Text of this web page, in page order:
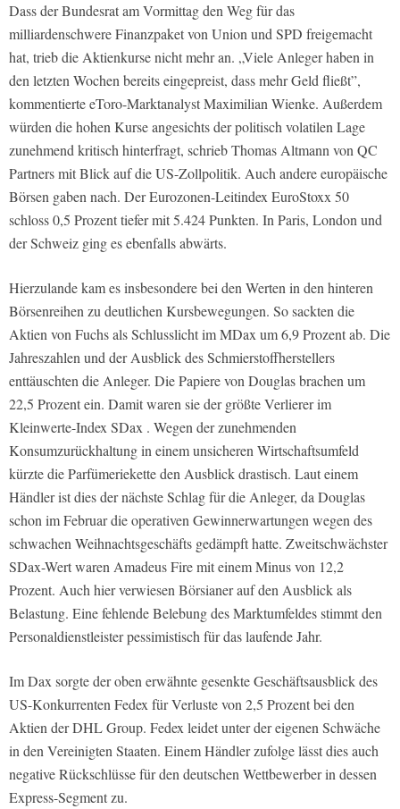
Dass der Bundesrat am Vormittag den Weg für das
milliardenschwere Finanzpaket von Union und SPD freigemacht
hat, trieb die Aktienkurse nicht mehr an. „Viele Anleger haben in
den letzten Wochen bereits eingepreist, dass mehr Geld fließt”,
kommentierte eToro-Marktanalyst Maximilian Wienke. Außerdem
würden die hohen Kurse angesichts der politisch volatilen Lage
zunehmend kritisch hinterfragt, schrieb Thomas Altmann von QC
Partners mit Blick auf die US-Zollpolitik. Auch andere europäische
Börsen gaben nach. Der Eurozonen-Leitindex EuroStoxx 50
schloss 0,5 Prozent tiefer mit 5.424 Punkten. In Paris, London und
der Schweiz ging es ebenfalls abwärts.
Hierzulande kam es insbesondere bei den Werten in den hinteren
Börsenreihen zu deutlichen Kursbewegungen. So sackten die
Aktien von Fuchs als Schlusslicht im MDax um 6,9 Prozent ab. Die
Jahreszahlen und der Ausblick des Schmierstoffherstellers
enttäuschten die Anleger. Die Papiere von Douglas brachen um
22,5 Prozent ein. Damit waren sie der größte Verlierer im
Kleinwerte-Index SDax . Wegen der zunehmenden
Konsumzurückhaltung in einem unsicheren Wirtschaftsumfeld
kürzte die Parfümeriekette den Ausblick drastisch. Laut einem
Händler ist dies der nächste Schlag für die Anleger, da Douglas
schon im Februar die operativen Gewinnerwartungen wegen des
schwachen Weihnachtsgeschäfts gedämpft hatte. Zweitschwächster
SDax-Wert waren Amadeus Fire mit einem Minus von 12,2
Prozent. Auch hier verwiesen Börsianer auf den Ausblick als
Belastung. Eine fehlende Belebung des Marktumfeldes stimmt den
Personaldienstleister pessimistisch für das laufende Jahr.
Im Dax sorgte der oben erwähnte gesenkte Geschäftsausblick des
US-Konkurrenten Fedex für Verluste von 2,5 Prozent bei den
Aktien der DHL Group. Fedex leidet unter der eigenen Schwäche
in den Vereinigten Staaten. Einem Händler zufolge lässt dies auch
negative Rückschlüsse für den deutschen Wettbewerber in dessen
Express-Segment zu.